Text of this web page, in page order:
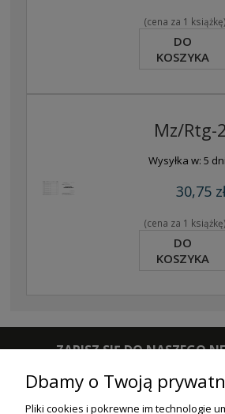
(cena za 1 książkę)
DO
KOSZYKA
Mz/Rtg-2
Wysyłka w: 5 dni
30,75
(cena za 1 książkę)
DO
KOSZYKA
ZAPISZ SIĘ DO NASZEGO
Dbamy o Twoją
Pliki cookies i pokrewne im technologie